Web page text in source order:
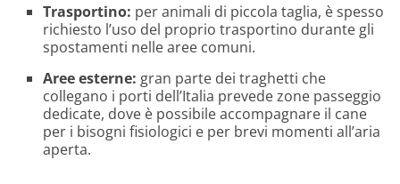
Trasportino: per animali di piccola taglia, è spesso
richiesto l’uso del proprio trasportino durante gli
spostamenti nelle aree comuni.
Aree esterne: gran parte dei traghetti che
collegano i porti dell’Italia prevede zone passeggio
dedicate, dove è possibile accompagnare il cane
per i bisogni fisiologici e per brevi momenti all’aria
aperta.